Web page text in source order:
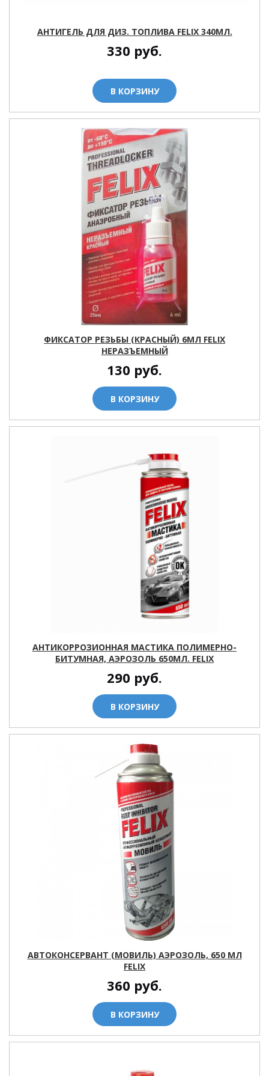
АНТИГЕЛЬ ДЛЯ ДИЗ. ТОПЛИВА FELIX 340МЛ.
330 руб.
В КОРЗИНУ
ФИКСАТОР РЕЗЬБЫ (КРАСНЫЙ) 6МЛ FELIX
НЕРАЗЪЕМНЫЙ
130 руб.
В КОРЗИНУ
АНТИКОРРОЗИОННАЯ МАСТИКА ПОЛИМЕРНО-
БИТУМНАЯ, АЭРОЗОЛЬ 650МЛ. FELIX
290 руб.
В КОРЗИНУ
АВТОКОНСЕРВАНТ (МОВИЛЬ) АЭРОЗОЛЬ, 650 МЛ
FELIX
360 руб.
В КОРЗИНУ